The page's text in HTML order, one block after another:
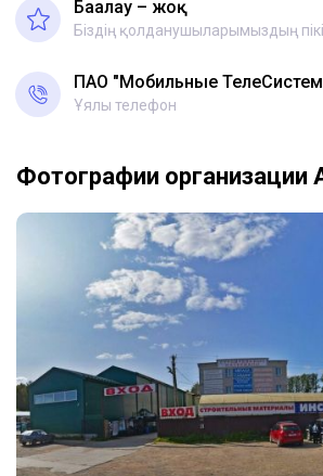
Бағалау – жоқ
Біздің қолданушыларымыздың
ПАО "Мобильные
Ұялы телефон
Фотографии организации